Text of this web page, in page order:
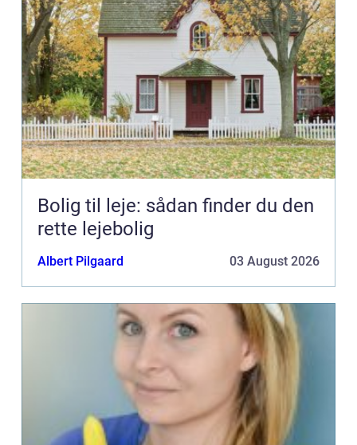
Bolig til leje: sådan finder du den
rette lejebolig
Albert Pilgaard 03 August 2026